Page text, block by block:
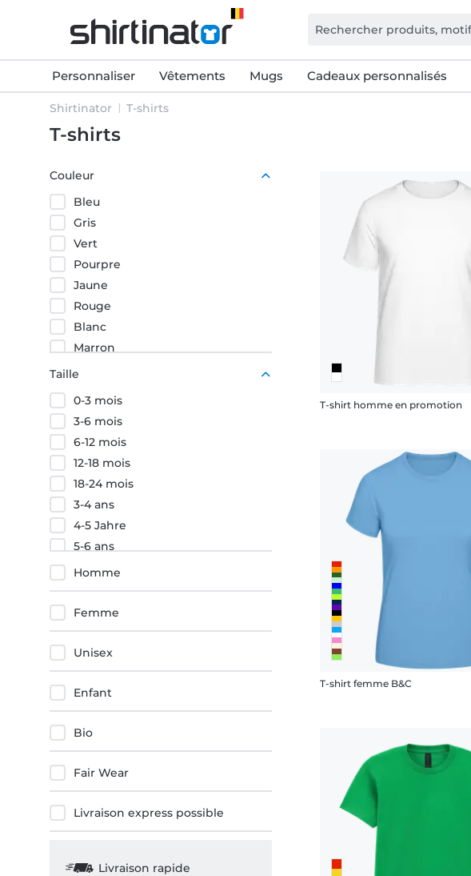
Personnaliser Vêtements Mugs Cadeaux personnalisés
Shirtinator T-shirts
T-shirts
Couleur
Bleu
Gris
Vert
Pourpre
Jaune
Rouge
Blanc
Marron
Rose
Taille
0-3 mois
3-6 mois
6-12 mois
12-18 mois
18-24 mois
3-4 ans
4-5 Jahre
5-6 ans
6-7 Jahre
7-8 ans
8-9 Jahre
9-10 ans
9-11 ans
10-11 Jahre
11-12 ans
12-13 ans
12-14 ans
13-14 Jahre
XS
S
M
Homme
Femme
Unisex
Enfant
Bio
Fair Wear
Livraison express possible
Livraison rapide
T-shirt homme en promotion
T-shirt femme B&C